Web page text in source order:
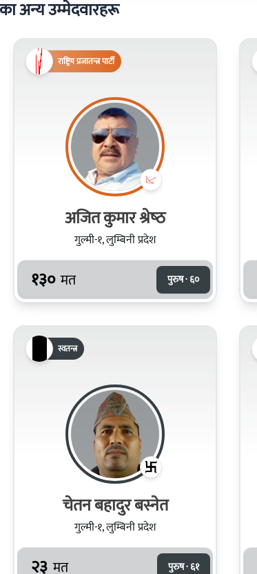
अन्य उम्मेदवारहरू
राष्ट्रिय प्रजातन्त्र पार्टी
अजित कुमार श्रेष्‍ठ
गुल्मी-१, लुम्बिनी प्रदेश
१३० मत पुरुष · ६०
स्वतन्त्र
चेतन बहादुर बस्नेत
गुल्मी-१, लुम्बिनी प्रदेश
२३ मत पुरुष · ६१